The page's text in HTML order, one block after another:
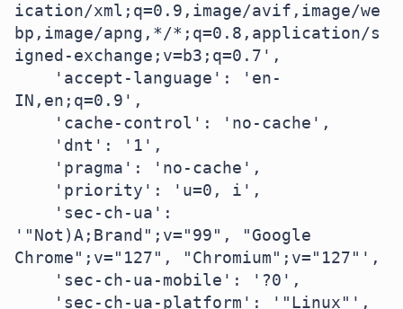
ication/xml;q=0.9,image/avif,image/we
bp,image/apng,*/*;q=0.8,application/s
igned-exchange;v=b3;q=0.7',
IN,en;q=0.9',
'"Not)A;Brand";v="99", "Google
Chrome";v="127", "Chromium";v="127"',